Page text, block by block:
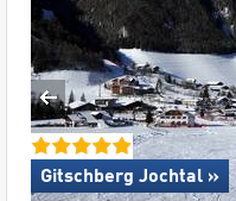
Gitschberg Jochtal »